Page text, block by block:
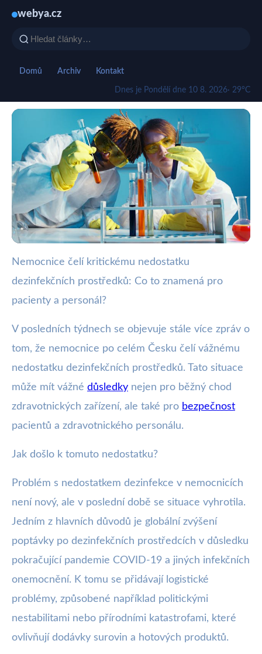
webya.cz
Domů Archiv Kontakt
Dnes je Pondělí dne 10 8. 2026· 29°C
webya.cz
Kritický nedostatek dezinfekce v
2. 11. 2025 · 3 min čtení · Autor: Nela Švecová
Nemocnice čelí kritickému nedostatku
dezinfekčních prostředků: Co to znamená pro
pacienty a personál?
V posledních týdnech se objevuje stále více zpráv o
tom, že nemocnice po celém Česku čelí vážnému
nedostatku dezinfekčních prostředků. Tato situace
může mít vážné důsledky nejen pro běžný chod
zdravotnických zařízení, ale také pro bezpečnost
pacientů a zdravotnického personálu.
Jak došlo k tomuto nedostatku?
Problém s nedostatkem dezinfekce v nemocnicích
není nový, ale v poslední době se situace vyhrotila.
Jedním z hlavních důvodů je globální zvýšení
poptávky po dezinfekčních prostředcích v důsledku
pokračující pandemie COVID-19 a jiných infekčních
onemocnění. K tomu se přidávají logistické
problémy, způsobené například politickými
nestabilitami nebo přírodními katastrofami, které
ovlivňují dodávky surovin a hotových produktů.